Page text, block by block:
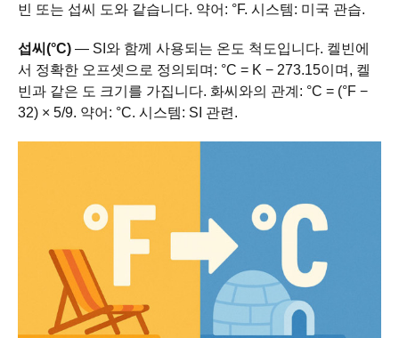
빈 또는 섭씨 도와 같습니다. 약어: °F. 시스템: 미국 관습.
섭씨(°C) — SI와 함께 사용되는 온도 척도입니다. 켈빈에
서 정확한 오프셋으로 정의되며: °C = K − 273.15이며, 켈
빈과 같은 도 크기를 가집니다. 화씨와의 관계: °C = (°F −
32) × 5/9. 약어: °C. 시스템: SI 관련.